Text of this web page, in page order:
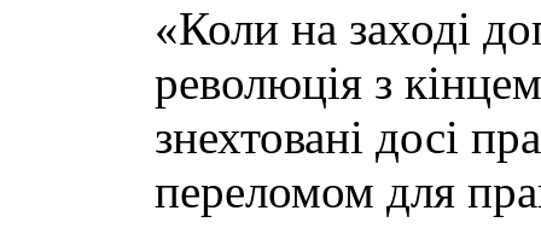
«Коли на заході
революція з
знехтовані досі
переломом для